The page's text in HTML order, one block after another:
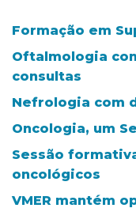
Formação em
Oftalmologia
consultas
Nefrologia com
Oncologia, um
Sessão
oncológicos
VMER mantém